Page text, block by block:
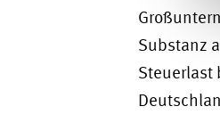
Substanz
Steuerlast